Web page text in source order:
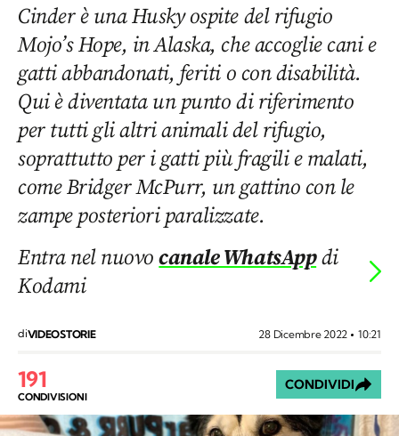
Cinder è una Husky ospite del rifugio
Mojo’s Hope, in Alaska, che accoglie cani e
gatti abbandonati, feriti o con disabilità.
Qui è diventata un punto di riferimento
per tutti gli altri animali del rifugio,
soprattutto per i gatti più fragili e malati,
come Bridger McPurr, un gattino con le
zampe posteriori paralizzate.
Entra nel nuovocanale WhatsAppdi
Kodami
diVIDEOSTORIE 28 Dicembre 2022 10:21
191
CONDIVISIONI
CONDIVIDI